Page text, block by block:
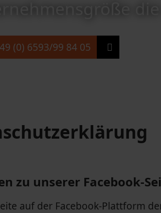
(0) 6593/99 84 05
zu unserer Facebook-
auf der Facebook-Plattform